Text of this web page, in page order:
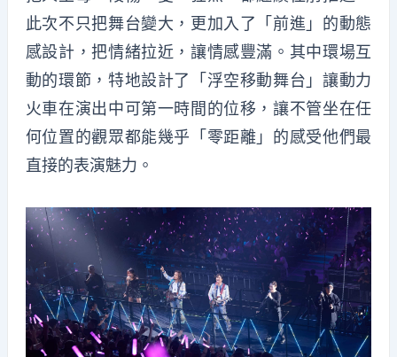
此次不只把舞台變大，更加入了「前進」的動態
感設計，把情緒拉近，讓情感豐滿。其中環場互
動的環節，特地設計了「浮空移動舞台」讓動力
火車在演出中可第一時間的位移，讓不管坐在任
何位置的觀眾都能幾乎「零距離」的感受他們最
直接的表演魅力。